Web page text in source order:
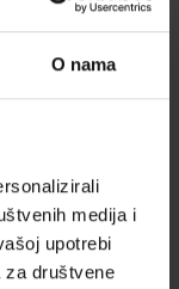
O nama
medija i
upotrebi
za društvene